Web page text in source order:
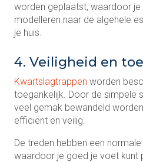
worden geplaatst, waardoor je
modelleren naar de algehele
je huis.
4. Veiligheid en
Kwartslagtrappen worden
toegankelijk. Door de simpele
veel gemak bewandeld
efficiënt en veilig.
De treden hebben een
waardoor je goed je voet kunt